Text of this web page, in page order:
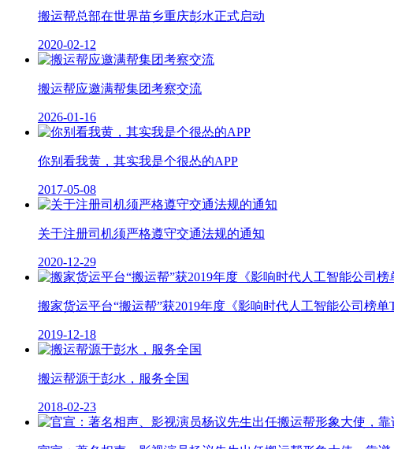
搬运帮总部在世界苗乡重庆彭水正式启动
2020-02-12
搬运帮应邀满帮集团考察交流
2026-01-16
你别看我黄，其实我是个很怂的APP
2017-05-08
关于注册司机须严格遵守交通法规的通知
2020-12-29
搬家货运平台“搬运帮”获2019年度《影响时代人工智能公司榜单
2019-12-18
搬运帮源于彭水，服务全国
2018-02-23